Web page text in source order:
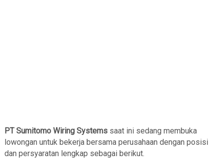
PT Sumitomo Wiring Systems saat ini sedang membuka
lowongan untuk bekerja bersama perusahaan dengan posisi
dan persyaratan lengkap sebagai berikut.